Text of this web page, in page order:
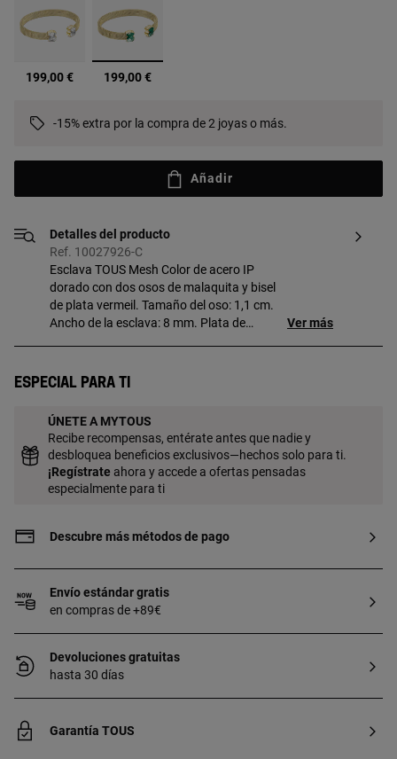
199,00 € seleccionado
199,00 €
-15% extra por la compra de 2 joyas o más.
Añadir
Detalles del producto
Ref. 10027926-C
Esclava TOUS Mesh Color de acero IP
dorado con dos osos de malaquita y bisel
de plata vermeil. Tamaño del oso: 1,1 cm.
Ancho de la esclava: 8 mm. Plata de
otro metal entre ambos. Técnica de
Ver más
Especial para ti
ÚNETE A MYTOUS
Recibe recompensas, entérate antes que nadie y
desbloquea beneficios exclusivos—hechos solo para ti.
¡Regístrate ahora y accede a ofertas pensadas
especialmente para ti
Descubre más métodos de pago
Envío estándar gratis
en compras de +89€
Devoluciones gratuitas
hasta 30 días
Garantía TOUS